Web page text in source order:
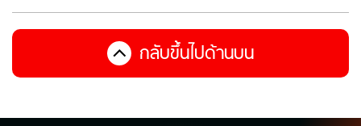
กลับขึ้นไปด้านบน